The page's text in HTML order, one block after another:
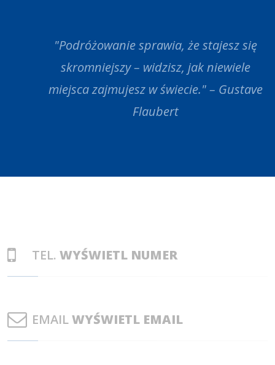
"Podróżowanie sprawia, że stajesz się
skromniejszy – widzisz, jak niewiele
miejsca zajmujesz w świecie." – Gustave
Flaubert
TEL. WYŚWIETL NUMER
EMAILWYŚWIETL EMAIL